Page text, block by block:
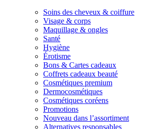
Soins des cheveux & coiffure
Visage & corps
Maquillage & ongles
Santé
Hygiène
Érotisme
Bons & Cartes cadeaux
Coffrets cadeaux beauté
Cosmétiques premium
Dermocosmétiques
Cosmétiques coréens
Promotions
Nouveau dans l’assortiment
Alternatives responsables